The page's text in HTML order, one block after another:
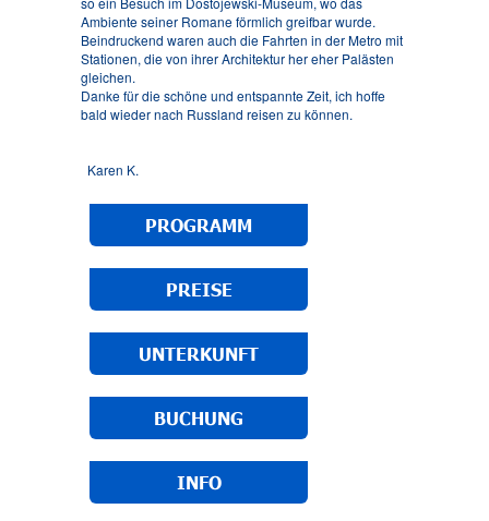
Ambiente seiner Romane förmlich greifbar wurde.
Beindruckend waren auch die Fahrten in der Metro mit
Stationen, die von ihrer Architektur her eher Palästen
gleichen.
Danke für die schöne und entspannte Zeit, ich hoffe
bald wieder nach Russland reisen zu können.
Karen K.
Petersburg, April 2026
P.S. Ihnen wünsche ich weiterhin alles Gute, viele
Grüße auch an Lyudmila und den Fahrer (dessen
PROGRAMM
PREISE
UNTERKUNFT
BUCHUNG
INFO